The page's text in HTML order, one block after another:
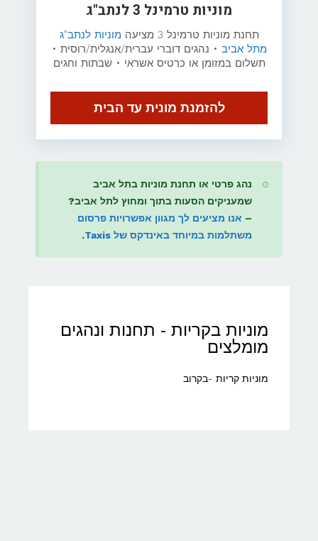
מוניות טרמינל 3 לנתב"ג
תחנת מוניות טרמינל 3 מציעה
מוניות לנתב"ג
מתל אביב • נהגים דוברי עברית/אנגלית/רוסית •
תשלום במזומן או כרטיס אשראי • שבתות וחגים
להזמנת מונית עד הבית
נהג פרטי או תחנת מוניות בתל אביב
שמעניקים הסעות בתוך ומחוץ לתל אביב?
– אנו מציעים לך מגוון אפשרויות פרסום
משתלמות במיוחד באינדקס של Taxis
.
מוניות בקריות - תחנות ונהגים
מומלצים
מוניות קריות -בקרוב